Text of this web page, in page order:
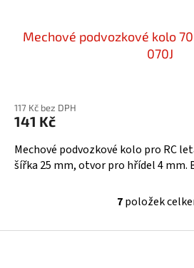
Mechové podvozkové kolo
070J
117 Kč bez DPH
141 Kč
Mechové podvozkové kolo pro RC
šířka 25 mm, otvor pro hřídel 4 mm.
O
l
7položek